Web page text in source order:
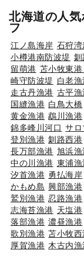
北海道の人
フ
江ノ島海岸 石狩
小樽港南防波堤
留萌港 苫小牧東
崎守防波堤 白老漁
走古丹漁港 古平漁
国縫漁港 白鳥大橋
黄金漁港 鵡川漁港
錦多峰川河口 サロ
登別漁港 釧路西港
長万部漁港 旭浜漁
中の川漁港 東浦漁
汐首漁港 勇払海岸
かもめ島 興部漁港
鷲別漁港 忍路漁港
志海苔漁港 天塩港
落部漁港 濃昼漁港
歌別漁港 苫小牧
厚賀漁港 木古内漁